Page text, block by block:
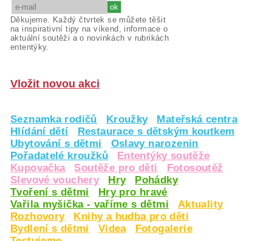
Děkujeme. Každý čtvrtek se můžete těšit
na inspirativní tipy na víkend, informace o
aktuální soutěži a o novinkách v rubrikách
ententýky.
Vložit novou akci
Seznamka rodičů Kroužky
Mateřská centra
Hlídání dětí
Restaurace s dětským koutkem
Ubytování s dětmi
Oslavy narozenin
Pořadatelé kroužků
Ententýky soutěže
Kupovačka
Soutěže pro děti
Fotosoutěž
Slevové vouchery
Hry
Pohádky
Tvoření s dětmi
Hry pro hravé
Vařila myšička - vaříme s dětmi
Aktuality
Rozhovory
Knihy a hudba pro děti
Bydlení s dětmi
Videa
Fotogalerie